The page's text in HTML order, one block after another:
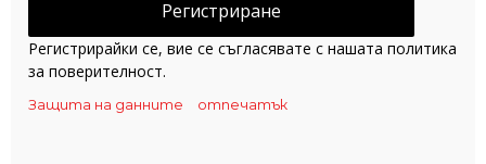
Регистрирайки се, вие се съгласявате с нашата политика
за поверителност.
Защита на данните отпечатък